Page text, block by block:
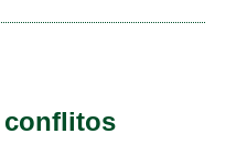
conflitos